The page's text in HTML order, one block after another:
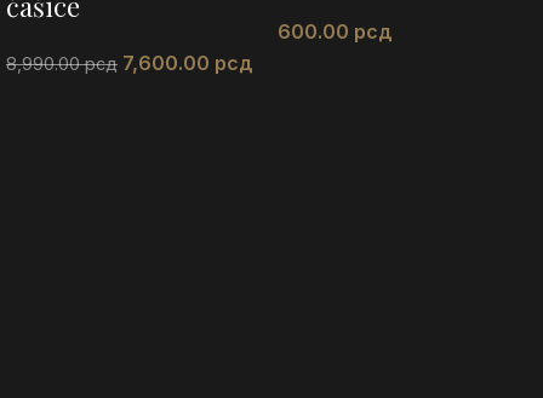
8,990.00рсд 7,600.00 рсд
600.00 рсд